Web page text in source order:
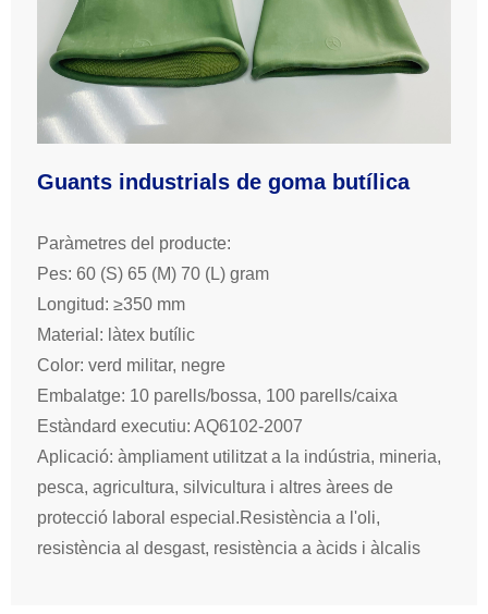
Guants industrials de goma butílica
Paràmetres del producte:
Pes: 60 (S) 65 (M) 70 (L) gram
Longitud: ≥350 mm
Material: làtex butílic
Color: verd militar, negre
Embalatge: 10 parells/bossa, 100 parells/caixa
Estàndard executiu: AQ6102-2007
Aplicació: àmpliament utilitzat a la indústria, mineria,
pesca, agricultura, silvicultura i altres àrees de
protecció laboral especial.Resistència a l'oli,
resistència al desgast, resistència a àcids i àlcalis